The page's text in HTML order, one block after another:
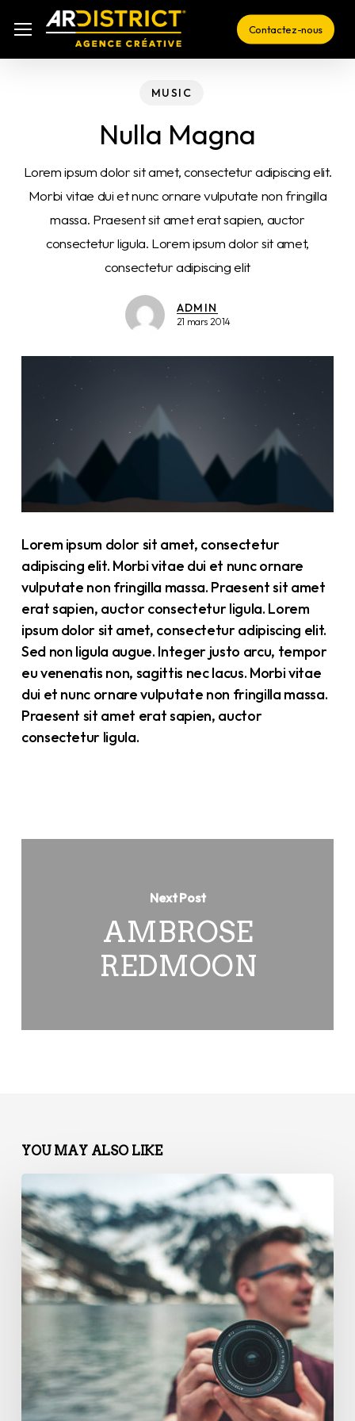
main
Menu Contactez-nous
MUSIC
Nulla Magna
Lorem ipsum dolor sit amet, consectetur adipiscing elit.
Morbi vitae dui et nunc ornare vulputate non fringilla
massa. Praesent sit amet erat sapien, auctor
consectetur ligula. Lorem ipsum dolor sit amet,
consectetur adipiscing elit
ADMIN
21 mars 2014
Lorem ipsum dolor sit amet, consectetur
adipiscing elit. Morbi vitae dui et nunc ornare
vulputate non fringilla massa. Praesent sit amet
erat sapien, auctor consectetur ligula. Lorem
ipsum dolor sit amet, consectetur adipiscing elit.
Sed non ligula augue. Integer justo arcu, tempor
eu venenatis non, sagittis nec lacus. Morbi vitae
dui et nunc ornare vulputate non fringilla massa.
Praesent sit amet erat sapien, auctor
consectetur ligula.
Next Post
AMBROSE
REDMOON
YOU MAY ALSO LIKE
La
charte
graphique
n’est
pas
morte
Menu